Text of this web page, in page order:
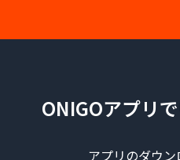
ONIGOアプリ
アプリのダウ